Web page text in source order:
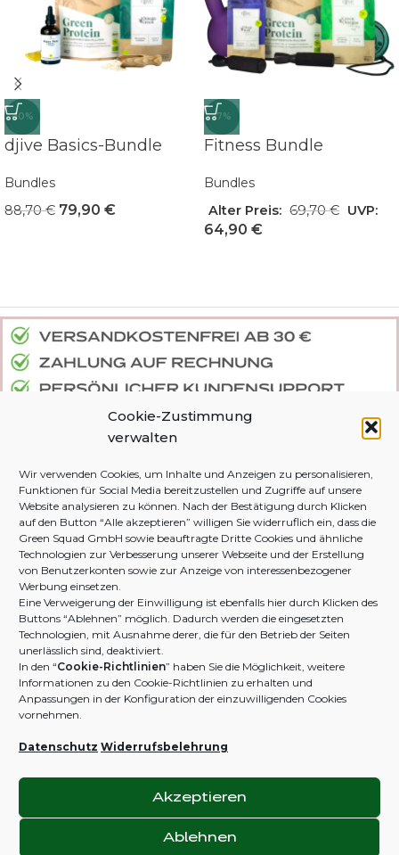
Cookie-Zustimmung
verwalten
Wir verwenden Cookies, um Inhalte und Anzeigen zu personalisieren,
Funktionen für Social Media bereitzustellen und Zugriffe auf unsere
Website analysieren zu können. Nach der Bestätigung durch Klicken
auf den Button “Alle akzeptieren” willigen Sie widerruflich ein, dass die
Green Squad GmbH sowie beauftragte Dritte Cookies und ähnliche
Technologien zur Verbesserung unserer Webseite und der Erstellung
von Benutzerkonten sowie zur Anzeige von interessenbezogener
Werbung einsetzen.
Eine Verweigerung der Einwilligung ist ebenfalls hier durch Klicken des
Buttons “Ablehnen” möglich. Dadurch werden die eingesetzten
Technologien, mit Ausnahme derer, die für den Betrieb der Seiten
unerlässlich sind, deaktiviert.
In den “Cookie-Richtlinien” haben Sie die Möglichkeit, weitere
Informationen zu den Cookie-Richtlinien zu erhalten und
Anpassungen in der Konfiguration der einzuwilligenden Cookies
vornehmen.
Datenschutz Widerrufsbelehrung
Akzeptieren
Ablehnen
-10%
djive Basics-Bundle
Bundles
88,70€ 79,90 €
-7%
Fitness Bundle
Bundles
Alter Preis: 69,70€ UVP:
64,90 €
DEINE BESTELLUNG
Zahlung und Versand
Widerruf & Rückgabe
FAQ
Kontakt
DJIVE NATURALS
Green The Globe
Zertifikate
Haftungsausschluss
Streitschlichtung
B2B / AFFILIATE
Business Portal
Shop
MELD DICH
ZAHLUNGS-
METHODEN